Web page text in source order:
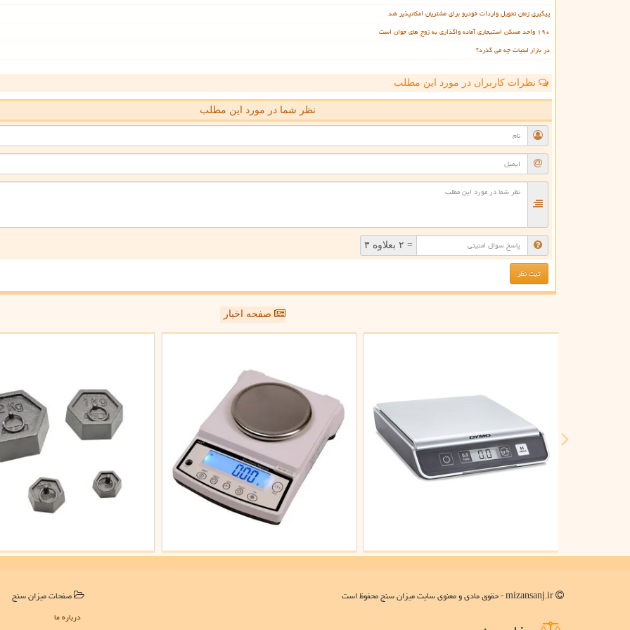
پیگیری زمان تحویل واردات خودرو برای مشتریان امکانپذیر شد
۱۹۰ واحد مسکن استیجاری آماده واگذاری به زوج های جوان است
در بازار لبنیات چه می گذرد؟
نظرات کاربران در مورد این مطلب
نظر شما در مورد این مطلب
= ۲ بعلاوه ۳
صفحه اخبار
صفحات میزان سنج
درباره ما